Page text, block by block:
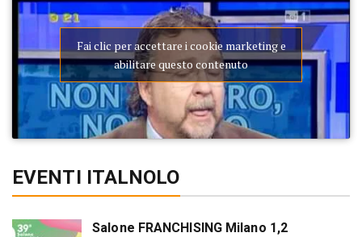
Fai clic per accettare i cookie marketing e
abilitare questo contenuto
EVENTI ITALNOLO
Salone FRANCHISING Milano 1,2